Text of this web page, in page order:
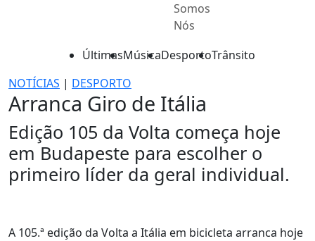
Somos
Nós
ÚltimasMúsicaDesportoTrânsito
NOTÍCIAS | DESPORTO
Arranca Giro de Itália
Edição 105 da Volta começa hoje
em Budapeste para escolher o
primeiro líder da geral individual.
A 105.ª edição da Volta a Itália em bicicleta arranca hoje